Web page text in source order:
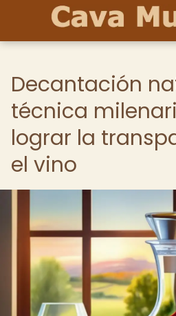
Decantación
técnica
lograr la
el vino